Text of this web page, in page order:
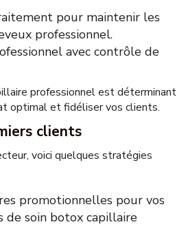
pour maintenir les
professionnel.
avec contrôle de
professionnel est déterminant
optimal et fidéliser vos clients.
clients
voici quelques stratégies
promotionnelles pour vos
de soin botox capillaire